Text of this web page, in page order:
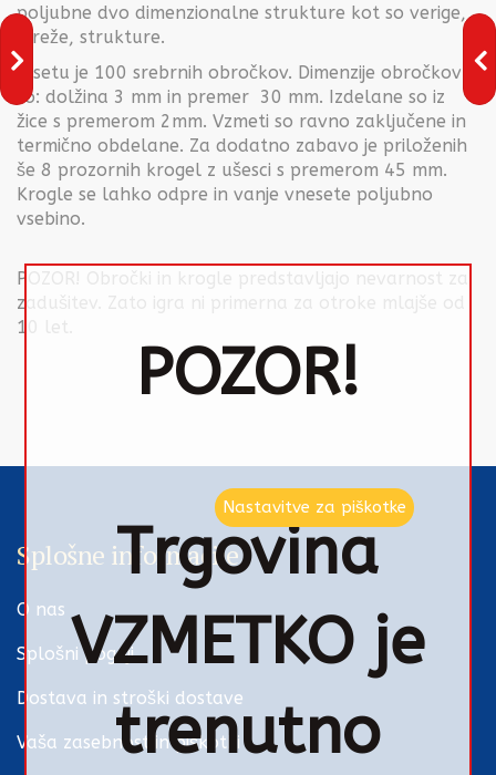
POZOR!
Trgovina
VZMETKO je
trenutno
poljubne dvo dimenzionalne strukture kot so verige,
mreže, strukture.
V setu je 100 srebrnih obročkov. Dimenzije obročkov
so: dolžina 3 mm in premer 30 mm. Izdelane so iz
žice s premerom 2mm. Vzmeti so ravno zaključene in
termično obdelane. Za dodatno zabavo je priloženih
še 8 prozornih krogel z ušesci s premerom 45 mm.
Krogle se lahko odpre in vanje vnesete poljubno
vsebino.
POZOR! Obročki in krogle predstavljajo nevarnost za
zadušitev. Zato igra ni primerna za otroke mlajše od
10 let.
Nastavitve za piškotke
Splošne informacije
O nas
Splošni pogoji
Dostava in stroški dostave
Vaša zasebnost in piškotki